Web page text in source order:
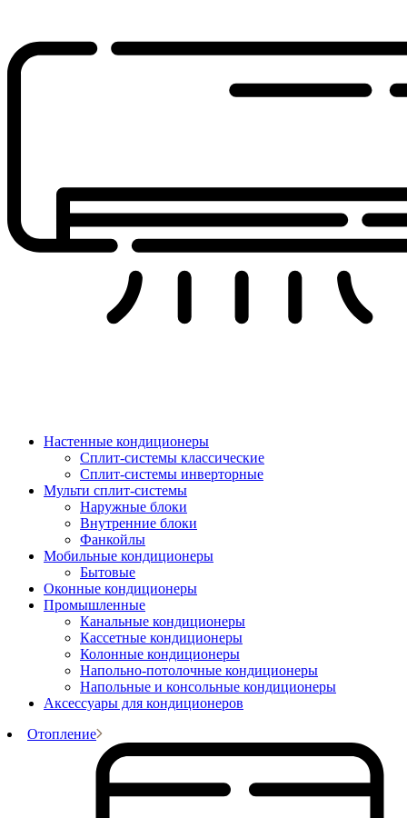
Настенные кондиционеры
Сплит-системы классические
Сплит-системы инверторные
Мульти сплит-системы
Наружные блоки
Внутренние блоки
Фанкойлы
Мобильные кондиционеры
Бытовые
Оконные кондиционеры
Промышленные
Канальные кондиционеры
Кассетные кондиционеры
Колонные кондиционеры
Напольно-потолочные кондиционеры
Напольные и консольные кондиционеры
Аксессуары для кондиционеров
Отопление